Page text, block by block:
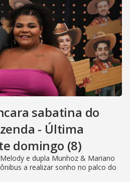
sabatina do
- Última
domingo (8)
e dupla Munhoz & Mariano
a realizar sonho no palco do